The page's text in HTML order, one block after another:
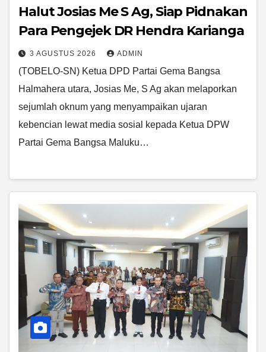
Halut Josias Me S Ag, Siap Pidnakan
Para Pengejek DR Hendra Karianga
3 AGUSTUS 2026 ADMIN
(TOBELO-SN) Ketua DPD Partai Gema Bangsa
Halmahera utara, Josias Me, S Ag akan melaporkan
sejumlah oknum yang menyampaikan ujaran
kebencian lewat media sosial kepada Ketua DPW
Partai Gema Bangsa Maluku…